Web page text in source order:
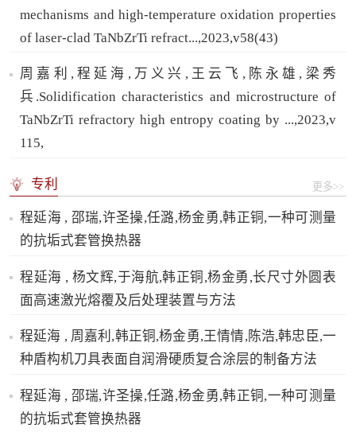
mechanisms and high-temperature oxidation properties
of laser-clad TaNbZrTi refract...,2023,v58(43)
周嘉利,程延海,万义兴,王云飞,陈永雄,梁秀
兵.Solidification characteristics and microstructure of
TaNbZrTi refractory high entropy coating by ...,2023,v
115,
专利 更多>>
程延海 , 邵瑞,许圣操,任潞,杨金勇,韩正铜,一种可测量
的抗垢式套管换热器
程延海 , 杨文辉,于海航,韩正铜,杨金勇,长尺寸外圆表
面高速激光熔覆及后处理装置与方法
程延海 , 周嘉利,韩正铜,杨金勇,王情情,陈浩,韩忠臣,一
种盾构机刀具表面自润滑硬质复合涂层的制备方法
程延海 , 邵瑞,许圣操,任潞,杨金勇,韩正铜,一种可测量
的抗垢式套管换热器